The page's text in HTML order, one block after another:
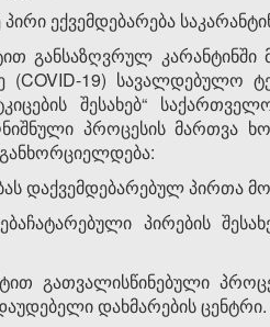
პირი ექვემდებარება
განსაზღვრულ
(COVID-19)
შესახებ“
პროცესის
დაქვემდებარებულ პირთა
პირების
გათვალისწინებული
დახმარების ცენტრი.